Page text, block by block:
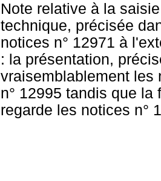
Note relative à la
technique, précisée
notices n° 12971 à
: la présentation,
vraisemblablement les
n° 12995 tandis que la
regarde les notices n°